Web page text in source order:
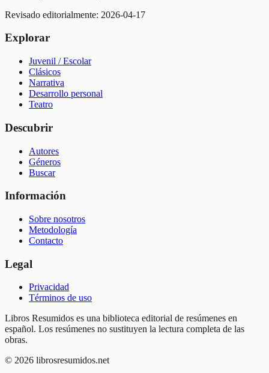
Revisado editorialmente: 2026-04-17
Explorar
Juvenil / Escolar
Clásicos
Narrativa
Desarrollo personal
Teatro
Descubrir
Autores
Géneros
Buscar
Información
Sobre nosotros
Metodología
Contacto
Legal
Privacidad
Términos de uso
Libros Resumidos es una biblioteca editorial de resúmenes en
español. Los resúmenes no sustituyen la lectura completa de las
obras.
© 2026 librosresumidos.net